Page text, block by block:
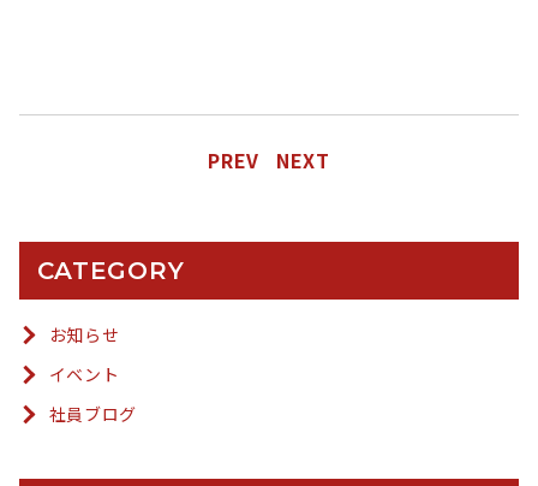
PREV NEXT
CATEGORY
お知らせ
イベント
社員ブログ